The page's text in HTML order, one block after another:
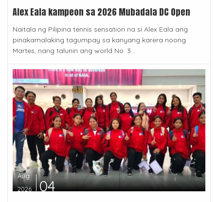
Alex Eala kampeon sa 2026 Mubadala DC Open
Naitala ng Pilipina tennis sensation na si Alex Eala ang
pinakamalaking tagumpay sa kanyang karera noong
Martes, nang talunin ang world No. 3...
Aug
2026
04